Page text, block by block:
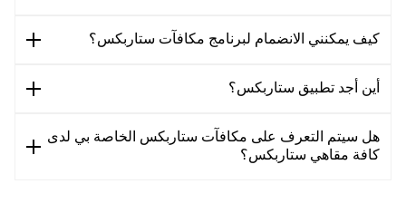
كيف يمكنني الانضمام لبرنامج مكافآت ستاربكس؟
أين أجد تطبيق ستاربكس؟
هل سيتم التعرف على مكافآت ستاربكس الخاصة بي لدى
كافة مقاهي ستاربكس؟